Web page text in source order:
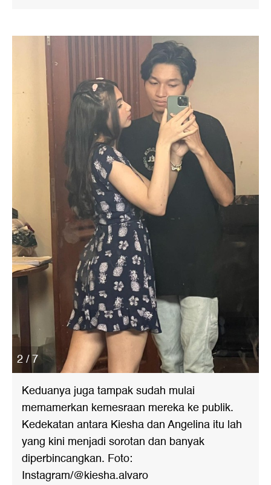
2 / 7
Keduanya juga tampak sudah mulai
memamerkan kemesraan mereka ke publik.
Kedekatan antara Kiesha dan Angelina itu lah
yang kini menjadi sorotan dan banyak
diperbincangkan. Foto:
Instagram/@kiesha.alvaro